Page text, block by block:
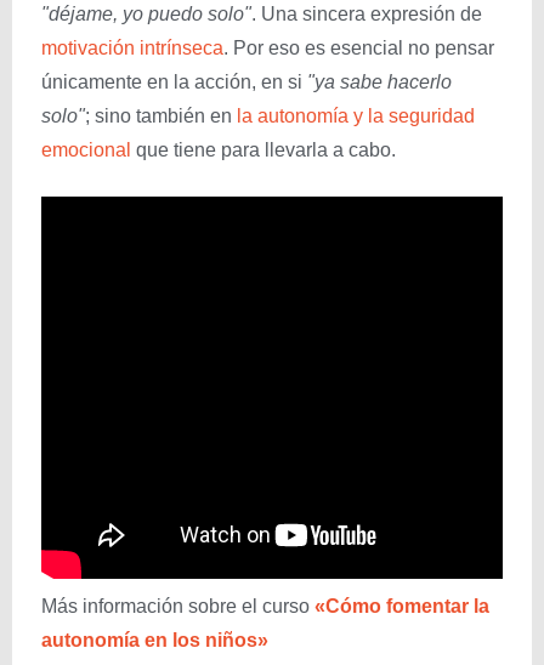
"déjame, yo puedo solo". Una sincera expresión de
motivación intrínseca. Por eso es esencial no pensar
únicamente en la acción, en si "ya sabe hacerlo
solo"; sino también en la autonomía y la seguridad
emocional que tiene para llevarla a cabo.
Más información sobre el curso «Cómo fomentar la
autonomía en los niños»